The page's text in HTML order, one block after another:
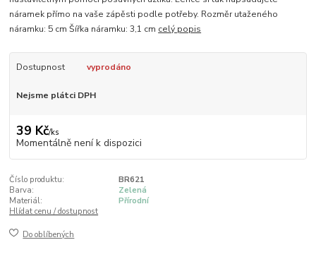
náramek přímo na vaše zápěsti podle potřeby. Rozměr utaženého
náramku: 5 cm Šířka náramku: 3,1 cm celý popis
Dostupnost vyprodáno
Nejsme plátci DPH
39 Kč/ks
Momentálně není k dispozici
Číslo produktu:
BR621
Barva:
Zelená
Materiál:
Přírodní
Hlídat cenu / dostupnost
Do oblíbených